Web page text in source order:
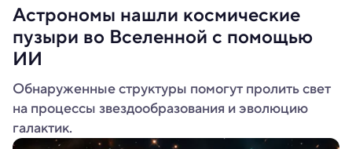
Астрономы нашли космические
пузыри во Вселенной с помощью
ИИ
Обнаруженные структуры помогут пролить свет
на процессы звездообразования и эволюцию
галактик.